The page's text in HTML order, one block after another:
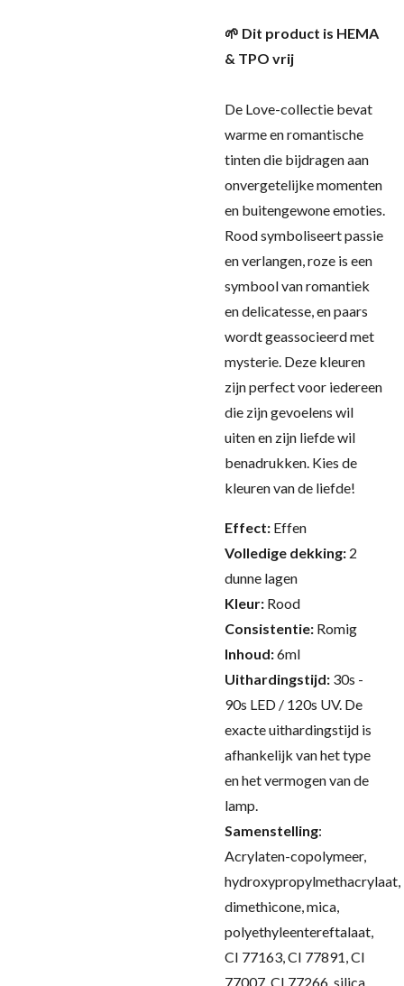
🌱 Dit product is HEMA
& TPO vrij
De Love-collectie bevat
warme en romantische
tinten die bijdragen aan
onvergetelijke momenten
en buitengewone emoties.
Rood symboliseert passie
en verlangen, roze is een
symbool van romantiek
en delicatesse, en paars
wordt geassocieerd met
mysterie. Deze kleuren
zijn perfect voor iedereen
die zijn gevoelens wil
uiten en zijn liefde wil
benadrukken. Kies de
kleuren van de liefde!
Effect: Effen
Volledige dekking: 2
dunne lagen
Kleur: Rood
Consistentie: Romig
Inhoud:6ml
Uithardingstijd: 30s -
90s LED / 120s UV. De
exacte uithardingstijd is
afhankelijk van het type
en het vermogen van de
lamp.
Samenstelling:
Acrylaten-copolymeer,
hydroxypropylmethacrylaat,
dimethicone, mica,
polyethyleentereftalaat,
CI 77163, CI 77891, CI
77007, CI 77266, silica,